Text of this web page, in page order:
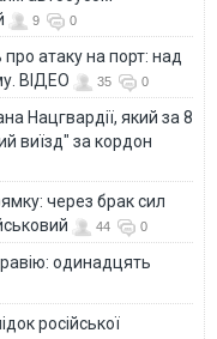
9 0
про атаку на порт: над
ВІДЕО
35 0
Нацгвардії, який за 8
виїзд" за кордон
через брак сил
44 0
одинадцять
російської